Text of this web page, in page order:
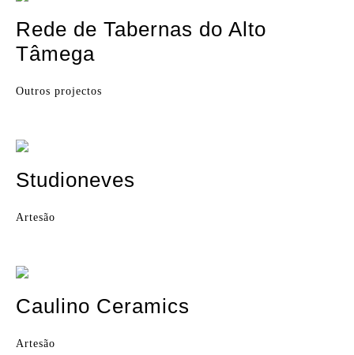
Rede de Tabernas do Alto
Tâmega
Outros projectos
Studioneves
Artesão
Caulino Ceramics
Artesão